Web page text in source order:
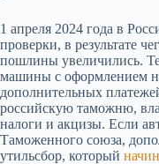
1 апреля 2024 года в
проверки, в результате
пошлины увеличились.
машины с оформлением
дополнительных
российскую таможню,
налоги и акцизы. Если
Таможенного союза,
утильсбор, который